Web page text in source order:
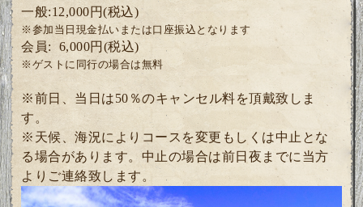
一般:12,000円(税込)
※参加当日現金払いまたは口座振込となります
会員: 6,000円(税込)
※ゲスト に同行の場合は無料
※前日、当日は50％のキャンセル料を頂戴致しま
す。
※天候、海況によりコースを変更もしくは中止とな
る場合があります。中止の場合は前日夜までに当方
よりご連絡致します。